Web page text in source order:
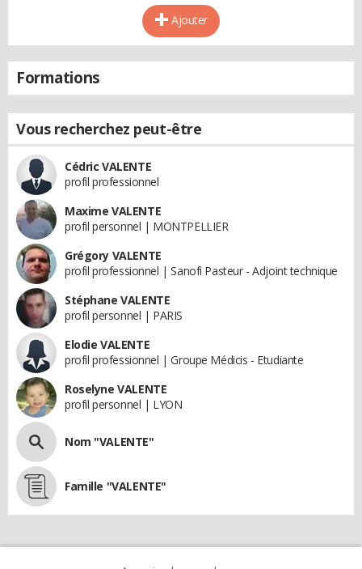
Ajouter
Formations
Vous recherchez peut-être
Cédric VALENTE
profil professionnel
Maxime VALENTE
profil personnel | MONTPELLIER
Grégory VALENTE
profil professionnel | Sanofi Pasteur - Adjoint technique
Stéphane VALENTE
profil personnel | PARIS
Elodie VALENTE
profil professionnel | Groupe Médicis - Etudiante
Roselyne VALENTE
profil personnel | LYON
Nom "VALENTE"
Famille "VALENTE"